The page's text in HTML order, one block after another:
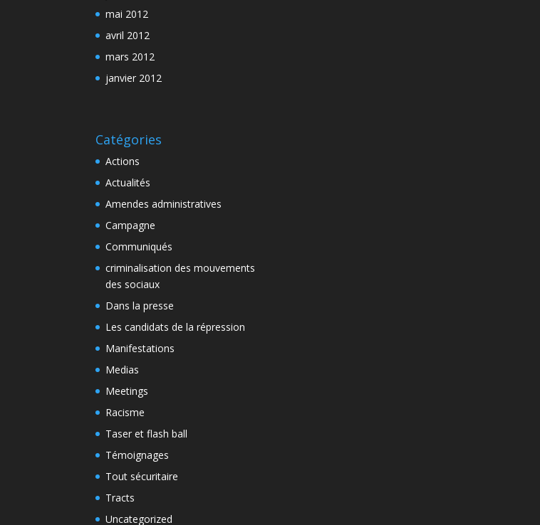
mai 2012
avril 2012
mars 2012
janvier 2012
Catégories
Actions
Actualités
Amendes administratives
Campagne
Communiqués
criminalisation des mouvements
des sociaux
Dans la presse
Les candidats de la répression
Manifestations
Medias
Meetings
Racisme
Taser et flash ball
Témoignages
Tout sécuritaire
Tracts
Uncategorized